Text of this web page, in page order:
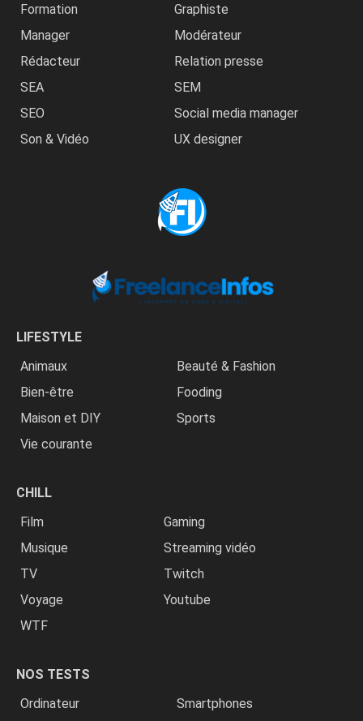
Formation
Graphiste
Manager
Modérateur
Rédacteur
Relation presse
SEA
SEM
SEO
Social media manager
Son & Vidéo
UX designer
LIFESTYLE
Animaux
Beauté & Fashion
Bien-être
Fooding
Maison et DIY
Sports
Vie courante
CHILL
Film
Gaming
Musique
Streaming vidéo
TV
Twitch
Voyage
Youtube
WTF
NOS TESTS
Ordinateur
Smartphones